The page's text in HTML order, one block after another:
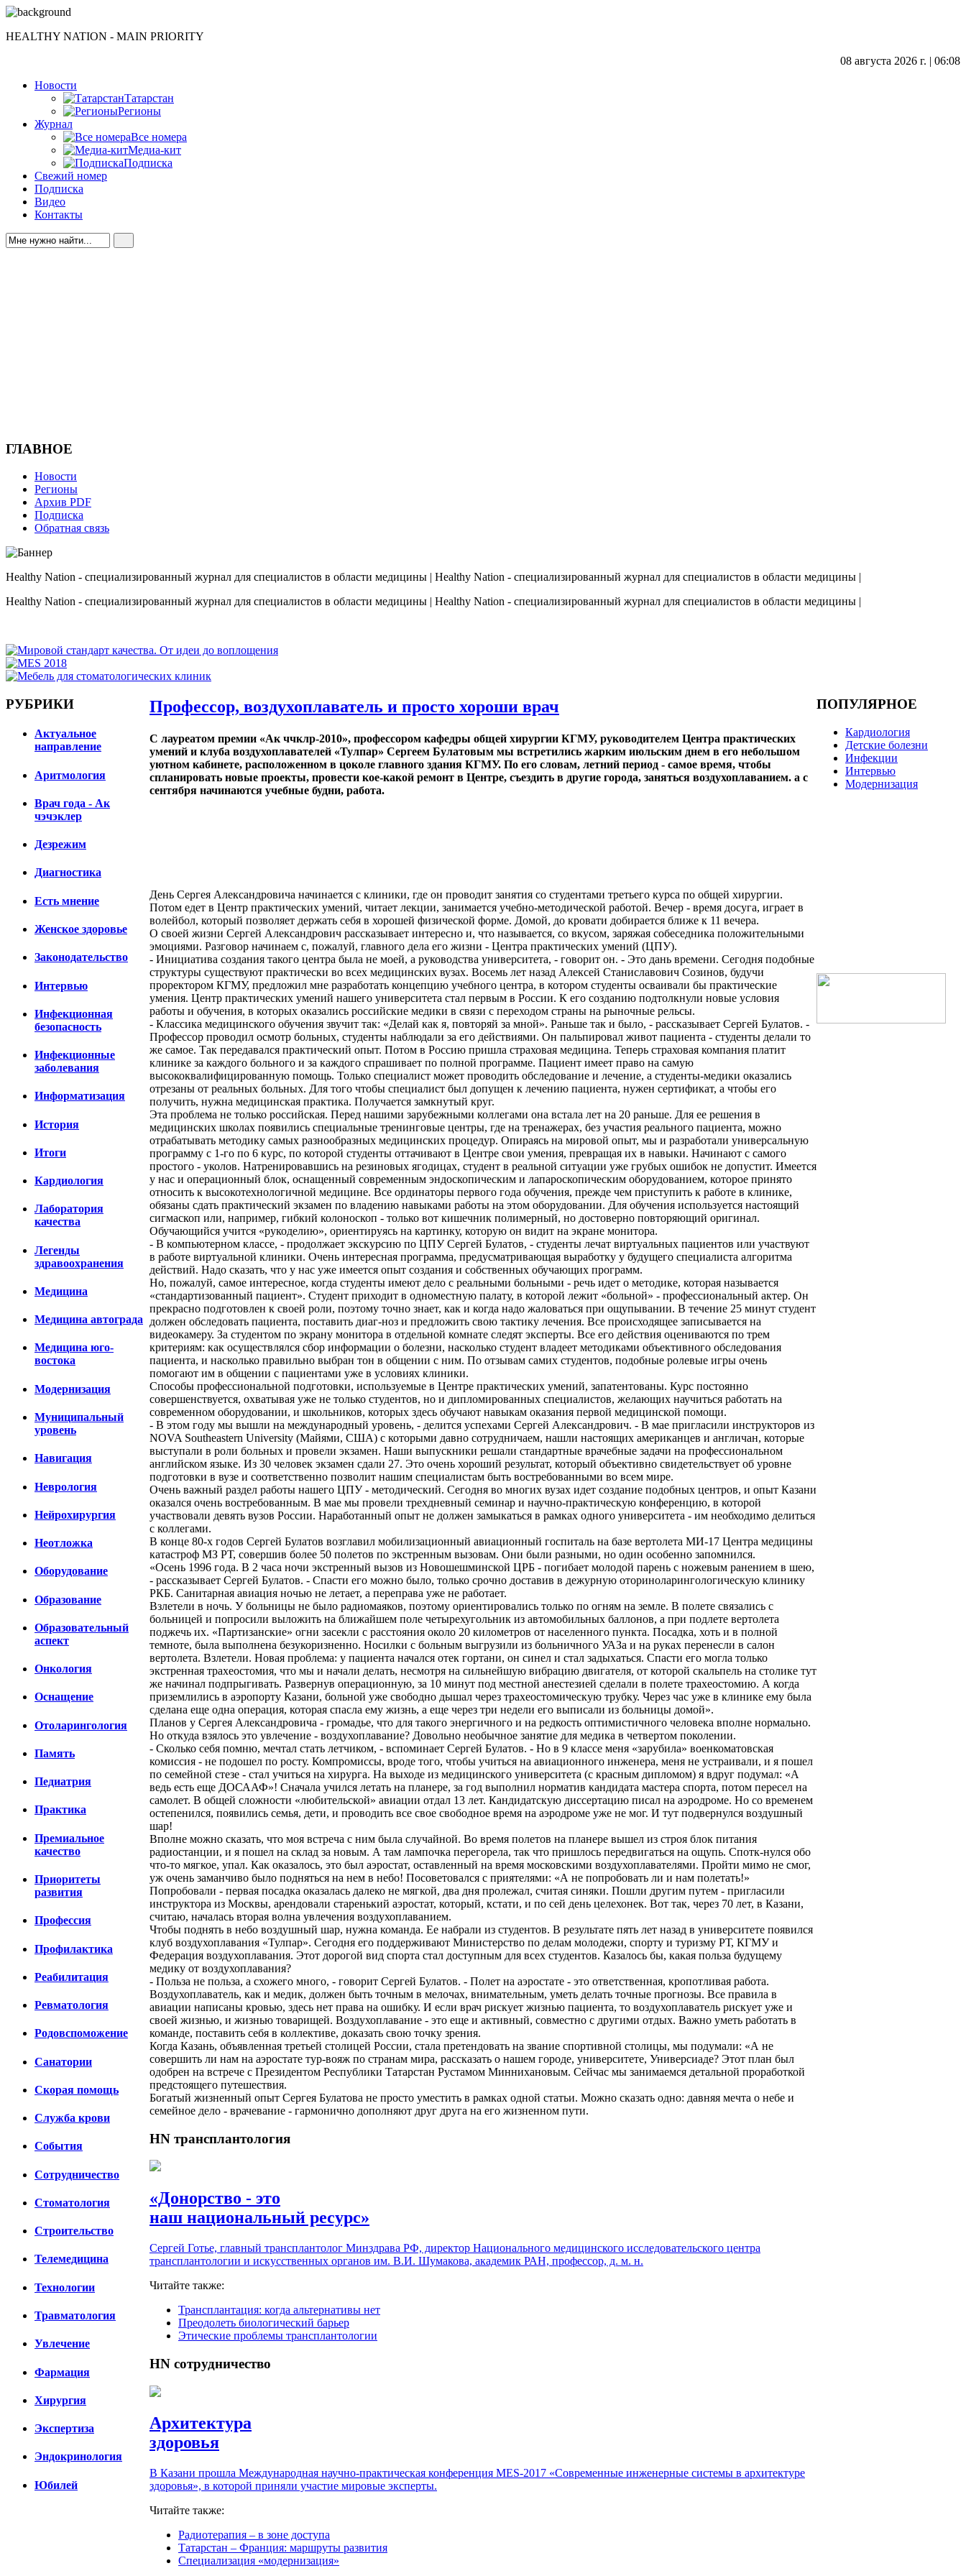
HEALTHY NATION - MAIN PRIORITY
08 августа 2026 г. | 06:08
Новости
Татарстан
Регионы
Журнал
Все номера
Медиа-кит
Подписка
Свежий номер
Подписка
Видео
Контакты
ГЛАВНОЕ
Новости
Регионы
Архив PDF
Подписка
Обратная связь
Healthy Nation - cпециализированный журнал для специалистов в области медицины | Healthy Nation - cпециализированный журнал для специалистов в области медицины |
Healthy Nation - cпециализированный журнал для специалистов в области медицины | Healthy Nation - cпециализированный журнал для специалистов в области медицины |
РУБРИКИ
Актуальное
направление
Аритмология
Врач года - Ак
чэчэклер
Дезрежим
Диагностика
Есть мнение
Женское здоровье
Законодательство
Интервью
Инфекционная
безопасность
Инфекционные
заболевания
Информатизация
История
Итоги
Кардиология
Лаборатория
качества
Легенды
здравоохранения
Медицина
Медицина автограда
Медицина юго-
востока
Модернизация
Муниципальный
уровень
Навигация
Неврология
Нейрохирургия
Неотложка
Оборудование
Образование
Образовательный
аспект
Онкология
Оснащение
Отоларингология
Память
Педиатрия
Практика
Премиальное
качество
Приоритеты
развития
Профессия
Профилактика
Реабилитация
Ревматология
Родовспоможение
Санатории
Скорая помощь
Cлужба крови
События
Сотрудничество
Стоматология
Строительство
Телемедицина
Технологии
Травматология
Увлечение
Фармация
Хирургия
Экспертиза
Эндокринология
Юбилей
Профессор, воздухоплаватель и просто хороши врач
С лауреатом премии «Ак ччклр-2010», профессором кафедры общей хирургии КГМУ, руководителем Центра практических
умений и клуба воздухоплавателей «Тулпар» Сергеем Булатовым мы встретились жарким июльским днем в его небольшом
уютном кабинете, расположенном в цоколе главного здания КГМУ. По его словам, летний период - самое время, чтобы
спланировать новые проекты, провести кое-какой ремонт в Центре, съездить в другие города, заняться воздухоплаванием. а с
сентября начинаются учебные будни, работа.
День Сергея Александровича начинается с клиники, где он проводит занятия со студентами третьего курса по общей хирургии.
Потом едет в Центр практических умений, читает лекции, занимается учебно-методической работой. Вечер - время досуга, играет в
волейбол, который позволяет держать себя в хорошей физической форме. Домой, до кровати добирается ближе к 11 вечера.
О своей жизни Сергей Александрович рассказывает интересно и, что называется, со вкусом, заряжая собеседника положительными
эмоциями. Разговор начинаем с, пожалуй, главного дела его жизни - Центра практических умений (ЦПУ).
- Инициатива создания такого центра была не моей, а руководства университета, - говорит он. - Это дань времени. Сегодня подобные
структуры существуют практически во всех медицинских вузах. Восемь лет назад Алексей Станиславович Созинов, будучи
проректором КГМУ, предложил мне разработать концепцию учебного центра, в котором студенты осваивали бы практические
умения. Центр практических умений нашего университета стал первым в России. К его созданию подтолкнули новые условия
работы и обучения, в которых оказались российские медики в связи с переходом страны на рыночные рельсы.
- Классика медицинского обучения звучит так: «Делай как я, повторяй за мной». Раньше так и было, - рассказывает Сергей Булатов. -
Профессор проводил осмотр больных, студенты наблюдали за его действиями. Он пальпировал живот пациента - студенты делали то
же самое. Так передавался практический опыт. Потом в Россию пришла страховая медицина. Теперь страховая компания платит
клинике за каждого больного и за каждого спрашивает по полной программе. Пациент имеет право на самую
высококвалифицированную помощь. Только специалист может проводить обследование и лечение, а студенты-медики оказались
отрезаны от реальных больных. Для того чтобы специалист был допущен к лечению пациента, нужен сертификат, а чтобы его
получить, нужна медицинская практика. Получается замкнутый круг.
Эта проблема не только российская. Перед нашими зарубежными коллегами она встала лет на 20 раньше. Для ее решения в
медицинских школах появились специальные тренинговые центры, где на тренажерах, без участия реального пациента, можно
отрабатывать методику самых разнообразных медицинских процедур. Опираясь на мировой опыт, мы и разработали универсальную
программу с 1-го по 6 курс, по которой студенты оттачивают в Центре свои умения, превращая их в навыки. Начинают с самого
простого - уколов. Натренировавшись на резиновых ягодицах, студент в реальной ситуации уже грубых ошибок не допустит. Имеется
у нас и операционный блок, оснащенный современным эндоскопическим и лапароскопическим оборудованием, которое принято
относить к высокотехнологичной медицине. Все ординаторы первого года обучения, прежде чем приступить к работе в клинике,
обязаны сдать практический экзамен по владению навыками работы на этом оборудовании. Для обучения используется настоящий
сигмаскоп или, например, гибкий колоноскоп - только вот кишечник полимерный, но достоверно повторяющий оригинал.
Обучающийся учится «рукоделию», ориентируясь на картинку, которую он видит на экране монитора.
- В компьютерном классе, - продолжает экскурсию по ЦПУ Сергей Булатов, - студенты лечат виртуальных пациентов или участвуют
в работе виртуальной клиники. Очень интересная программа, предусматривающая выработку у будущего специалиста алгоритма
действий. Надо сказать, что у нас уже имеется опыт создания и собственных обучающих программ.
Но, пожалуй, самое интересное, когда студенты имеют дело с реальными больными - речь идет о методике, которая называется
«стандартизованный пациент». Студент приходит в одноместную палату, в которой лежит «больной» - профессиональный актер. Он
прекрасно подготовлен к своей роли, поэтому точно знает, как и когда надо жаловаться при ощупывании. В течение 25 минут студент
должен обследовать пациента, поставить диаг-ноз и предложить свою тактику лечения. Все происходящее записывается на
видеокамеру. За студентом по экрану монитора в отдельной комнате следят эксперты. Все его действия оцениваются по трем
критериям: как осуществлялся сбор информации о болезни, насколько студент владеет методиками объективного обследования
пациента, и насколько правильно выбран тон в общении с ним. По отзывам самих студентов, подобные ролевые игры очень
помогают им в общении с пациентами уже в условиях клиники.
Способы профессиональной подготовки, используемые в Центре практических умений, запатентованы. Курс постоянно
совершенствуется, охватывая уже не только студентов, но и дипломированных специалистов, желающих научиться работать на
современном оборудовании, и школьников, которых здесь обучают навыкам оказания первой медицинской помощи.
- В этом году мы вышли на международный уровень, - делится успехами Сергей Александрович. - В мае пригласили инструкторов из
NOVA Southeastern University (Майями, США) с которыми давно сотрудничаем, нашли настоящих американцев и англичан, которые
выступали в роли больных и провели экзамен. Наши выпускники решали стандартные врачебные задачи на профессиональном
английском языке. Из 30 человек экзамен сдали 27. Это очень хороший результат, который объективно свидетельствует об уровне
подготовки в вузе и соответственно позволит нашим специалистам быть востребованными во всем мире.
Очень важный раздел работы нашего ЦПУ - методический. Сегодня во многих вузах идет создание подобных центров, и опыт Казани
оказался очень востребованным. В мае мы провели трехдневный семинар и научно-практическую конференцию, в которой
участвовали девять вузов России. Наработанный опыт не должен замыкаться в рамках одного университета - им необходимо делиться
с коллегами.
В конце 80-х годов Сергей Булатов возглавил мобилизационный авиационный госпиталь на базе вертолета МИ-17 Центра медицины
катастроф МЗ РТ, совершив более 50 полетов по экстренным вызовам. Они были разными, но один особенно запомнился.
«Осень 1996 года. В 2 часа ночи экстренный вызов из Новошешминской ЦРБ - погибает молодой парень с ножевым ранением в шею,
- рассказывает Сергей Булатов. - Спасти его можно было, только срочно доставив в дежурную оториноларингологическую клинику
РКБ. Санитарная авиация ночью не летает, а переправа уже не работает.
Взлетели в ночь. У больницы не было радиомаяков, поэтому ориентировались только по огням на земле. В полете связались с
больницей и попросили выложить на ближайшем поле четырехугольник из автомобильных баллонов, а при подлете вертолета
поджечь их. «Партизанские» огни засекли с расстояния около 20 километров от населенного пункта. Посадка, хоть и в полной
темноте, была выполнена безукоризненно. Носилки с больным выгрузили из больничного УАЗа и на руках перенесли в салон
вертолета. Взлетели. Новая проблема: у пациента начался отек гортани, он синел и стал задыхаться. Спасти его могла только
экстренная трахеостомия, что мы и начали делать, несмотря на сильнейшую вибрацию двигателя, от которой скальпель на столике тут
же начинал подпрыгивать. Развернув операционную, за 10 минут под местной анестезией сделали в полете трахеостомию. А когда
приземлились в аэропорту Казани, больной уже свободно дышал через трахеостомическую трубку. Через час уже в клинике ему была
сделана еще одна операция, которая спасла ему жизнь, а еще через три недели его выписали из больницы домой».
Планов у Сергея Александровича - громадье, что для такого энергичного и на редкость оптимистичного человека вполне нормально.
Но откуда взялось это увлечение - воздухоплавание? Довольно необычное занятие для медика в четвертом поколении.
- Сколько себя помню, мечтал стать летчиком, - вспоминает Сергей Булатов. - Но в 9 классе меня «зарубила» военкоматовская
комиссия - не подошел по росту. Компромиссы, вроде того, чтобы учиться на авиационного инженера, меня не устраивали, и я пошел
по семейной стезе - стал учиться на хирурга. На выходе из медицинского университета (с красным дипломом) я вдруг подумал: «А
ведь есть еще ДОСААФ»! Сначала учился летать на планере, за год выполнил норматив кандидата мастера спорта, потом пересел на
самолет. В общей сложности «любительской» авиации отдал 13 лет. Кандидатскую диссертацию писал на аэродроме. Но со временем
остепенился, появились семья, дети, и проводить все свое свободное время на аэродроме уже не мог. И тут подвернулся воздушный
шар!
Вполне можно сказать, что моя встреча с ним была случайной. Во время полетов на планере вышел из строя блок питания
радиостанции, и я пошел на склад за новым. А там лампочка перегорела, так что пришлось передвигаться на ощупь. Спотк-нулся обо
что-то мягкое, упал. Как оказалось, это был аэростат, оставленный на время московскими воздухоплавателями. Пройти мимо не смог,
уж очень заманчиво было подняться на нем в небо! Посоветовался с приятелями: «А не попробовать ли и нам полетать!»
Попробовали - первая посадка оказалась далеко не мягкой, два дня пролежал, считая синяки. Пошли другим путем - пригласили
инструктора из Москвы, арендовали старенький аэростат, который, кстати, и по сей день целехонек. Вот так, через 70 лет, в Казани,
считаю, началась вторая волна увлечения воздухоплаванием.
Чтобы поднять в небо воздушный шар, нужна команда. Ее набрали из студентов. В результате пять лет назад в университете появился
клуб воздухоплавания «Тулпар». Сегодня его поддерживают Министерство по делам молодежи, спорту и туризму РТ, КГМУ и
Федерация воздухоплавания. Этот дорогой вид спорта стал доступным для всех студентов. Казалось бы, какая польза будущему
медику от воздухоплавания?
- Польза не польза, а схожего много, - говорит Сергей Булатов. - Полет на аэростате - это ответственная, кропотливая работа.
Воздухоплаватель, как и медик, должен быть точным в мелочах, внимательным, уметь делать точные прогнозы. Все правила в
авиации написаны кровью, здесь нет права на ошибку. И если врач рискует жизнью пациента, то воздухоплаватель рискует уже и
своей жизнью, и жизнью товарищей. Воздухоплавание - это еще и активный, совместно с другими отдых. Важно уметь работать в
команде, поставить себя в коллективе, доказать свою точку зрения.
Когда Казань, объявленная третьей столицей России, стала претендовать на звание спортивной столицы, мы подумали: «А не
совершить ли нам на аэростате тур-вояж по странам мира, рассказать о нашем городе, университете, Универсиаде? Этот план был
одобрен на встрече с Президентом Республики Татарстан Рустамом Миннихановым. Сейчас мы занимаемся детальной проработкой
предстоящего путешествия.
Богатый жизненный опыт Сергея Булатова не просто уместить в рамках одной статьи. Можно сказать одно: давняя мечта о небе и
семейное дело - врачевание - гармонично дополняют друг друга на его жизненном пути.
HN трансплантология
«Донорство - это
наш национальный ресурс»
Сергей Готье, главный трансплантолог Минздрава РФ, директор Национального медицинского исследовательского центра
трансплантологии и искусственных органов им. В.И. Шумакова, академик РАН, профессор, д. м. н.
Читайте также:
Трансплантация: когда альтернативы нет
Преодолеть биологический барьер
Этические проблемы трансплантологии
HN сотрудничество
Архитектура
здоровья
В Казани прошла Международная научно-практическая конференция MES-2017 «Современные инженерные системы в архитектуре
здоровья», в которой приняли участие мировые эксперты.
Читайте также:
Радиотерапия – в зоне доступа
Татарстан – Франция: маршруты развития
Специализация «модернизация»
ПОПУЛЯРНОЕ
Кардиология
Детские болезни
Инфекции
Интервью
Модернизация